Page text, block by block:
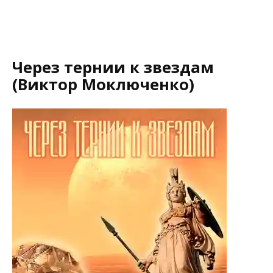
Через тернии к звездам
(Виктор Моключенко)